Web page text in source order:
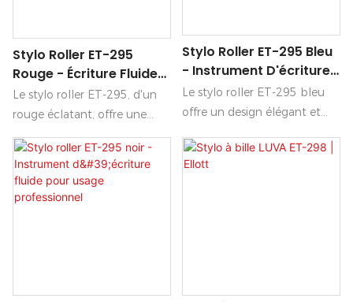
d'encre constant, ce qui en
fait le choix parfait pour les
étudiants, les professionnels
et les passionnés de
papeterie.
Stylo Roller ET-295
Rouge - Écriture Fluide
Pour Les Professionnels
Le stylo roller ET-295, d'un
rouge éclatant, offre une
expérience d'écriture d'une
fluidité incomparable, ce qui
en fait le choix idéal pour les
professionnels soucieux de
signatures réalisées avec
Stylo Roller ET-295 Bleu
- Instrument D'écriture
Fluide Pour Usage
Professionnel
Le stylo roller ET-295 bleu
offre un design élégant et
professionnel. Son écriture
fluide glisse sans effort sur le